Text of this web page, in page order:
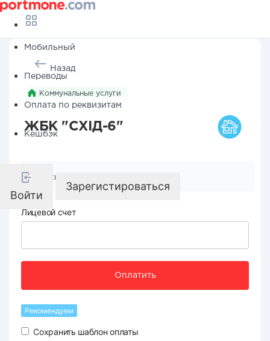
Мобильный
Переводы
Оплата по реквизитам
Кешбэк
Войти
Зарегистироваться
Назад
Коммунальные услуги
ЖБК "СХІД-6"
Реквизиты компании
Лицевой счет
Оплатить
Рекомендуем
Сохранить шаблон оплаты